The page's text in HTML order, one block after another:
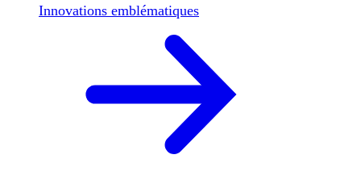
Innovations emblématiques